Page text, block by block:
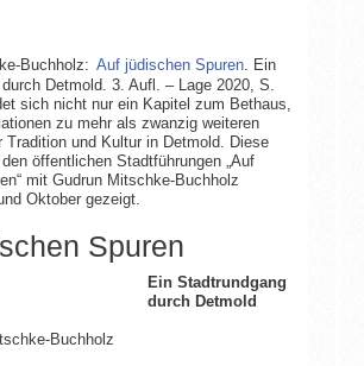
Buchholz: Auf jüdischen Spuren. Ein
Detmold. 3. Aufl. – Lage 2020, S.
sich nicht nur ein Kapitel zum Bethaus,
zu mehr als zwanzig weiteren
Tradition und Kultur in Detmold. Diese
öffentlichen Stadtführungen „Auf
mit Gudrun Mitschke-Buchholz
Oktober gezeigt.
Spuren
Ein Stadtrundgang
durch Detmold
Buchholz